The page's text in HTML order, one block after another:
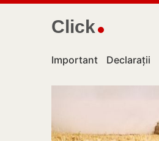
Click
Important Declarații